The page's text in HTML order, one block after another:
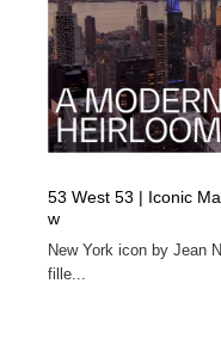
53 West 53 | Iconic
w
New York icon by Jean
fille...